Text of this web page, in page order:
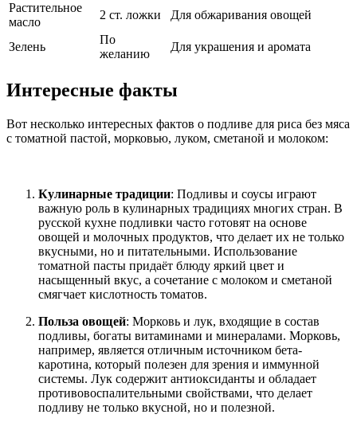
Растительное
масло
2 ст. ложки Для обжаривания овощей
Зелень
По
желанию
Для украшения и аромата
Интересные факты
Вот несколько интересных фактов о подливе для риса без мяса
с томатной пастой, морковью, луком, сметаной и молоком:
Кулинарные традиции: Подливы и соусы играют
важную роль в кулинарных традициях многих стран. В
русской кухне подливки часто готовят на основе
овощей и молочных продуктов, что делает их не только
вкусными, но и питательными. Использование
томатной пасты придаёт блюду яркий цвет и
насыщенный вкус, а сочетание с молоком и сметаной
смягчает кислотность томатов.
Польза овощей: Морковь и лук, входящие в состав
подливы, богаты витаминами и минералами. Морковь,
например, является отличным источником бета-
каротина, который полезен для зрения и иммунной
системы. Лук содержит антиоксиданты и обладает
противовоспалительными свойствами, что делает
подливу не только вкусной, но и полезной.